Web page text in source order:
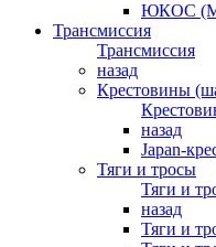
ЮКОС
Трансмиссия
Трансмиссия
назад
Крестовины
назад
Japan-
Тяги и тросы
Тяги и
назад
Тяги и